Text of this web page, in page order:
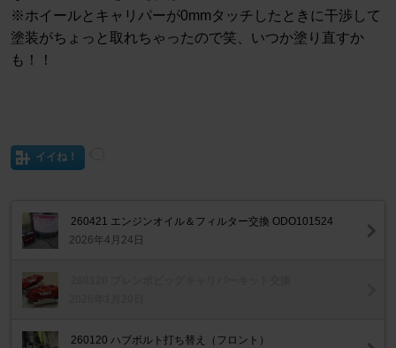
※ホイールとキャリパーが0mmタッチしたときに干渉して
塗装がちょっと取れちゃったので笑、いつか塗り直すか
も！！
イイね！
260421 エンジンオイル＆フィルター交換 ODO101524
2026年4月24日
260120 ハブボルト打ち替え（フロント）